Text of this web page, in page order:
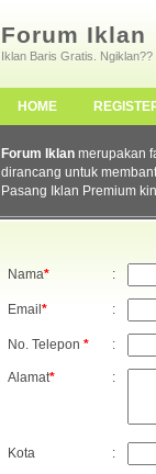
Forum Iklan
Iklan Baris Gratis.
HOME
Forum Iklan merupakan
dirancang untuk
Pasang Iklan Premium
Nama* :
Email * :
No. Telepon * :
Alamat* :
Kota :